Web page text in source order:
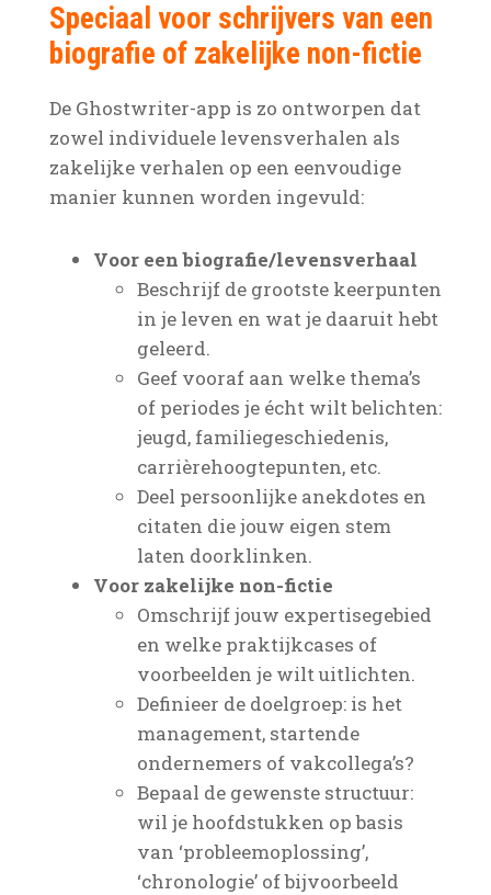
Speciaal voor schrijvers van een
biografie of zakelijke non-fictie
De Ghostwriter-app is zo ontworpen dat
zowel individuele levensverhalen als
zakelijke verhalen op een eenvoudige
manier kunnen worden ingevuld:
Voor een biografie/levensverhaal
Beschrijf de grootste keerpunten
in je leven en wat je daaruit hebt
geleerd.
Geef vooraf aan welke thema’s
of periodes je écht wilt belichten:
jeugd, familiegeschiedenis,
carrièrehoogtepunten, etc.
Deel persoonlijke anekdotes en
citaten die jouw eigen stem
laten doorklinken.
Voor zakelijke non-fictie
Omschrijf jouw expertisegebied
en welke praktijkcases of
voorbeelden je wilt uitlichten.
Definieer de doelgroep: is het
management, startende
ondernemers of vakcollega’s?
Bepaal de gewenste structuur:
wil je hoofdstukken op basis
van ‘probleemoplossing’,
‘chronologie’ of bijvoorbeeld